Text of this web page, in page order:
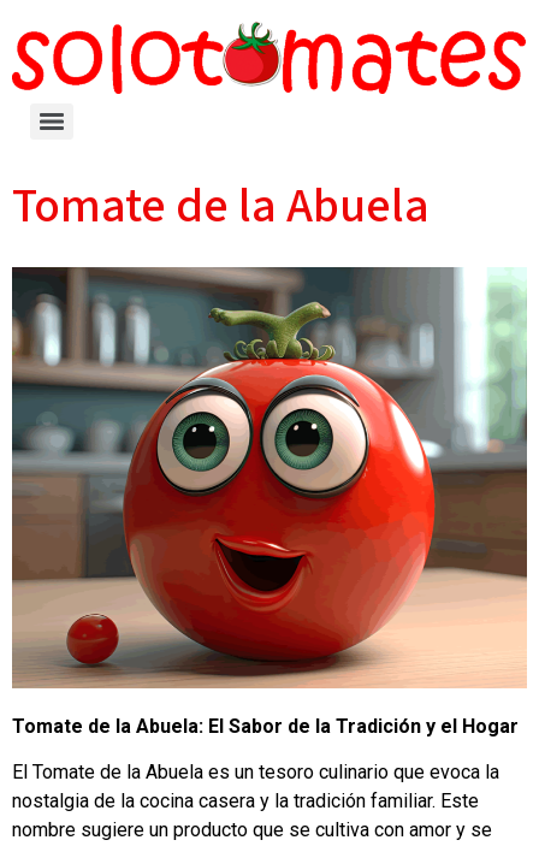
Tomate de la Abuela
Tomate de la Abuela: El Sabor de la Tradición y el Hogar
El Tomate de la Abuela es un tesoro culinario que evoca la
nostalgia de la cocina casera y la tradición familiar. Este
nombre sugiere un producto que se cultiva con amor y se